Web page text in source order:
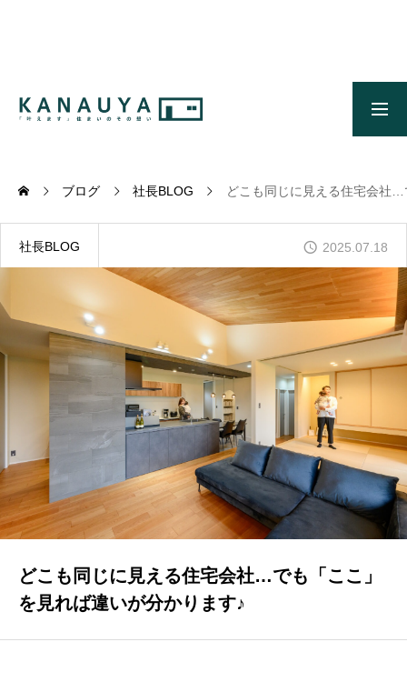
施工事例
ONLINE MODEL HOUSE
オンライン展示場
WORKS
施工事例
GALLERY
かなう家が設計施工した住まいの写真
COMPANY
株式会社かなう家の紹介
STAFF
スタッフ紹介
ブログ 社長BLOG どこも同じに見える住宅会社
社長BLOG 2025.07.18
どこも同じに見える住宅会社…でも「ここ」
を見れば違いが分かります♪